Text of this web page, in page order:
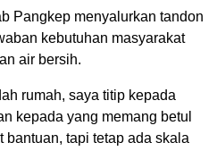
Pangkep menyalurkan tandon
kebutuhan masyarakat
air bersih.
rumah, saya titip kepada
kepada yang memang betul
bantuan, tapi tetap ada skala